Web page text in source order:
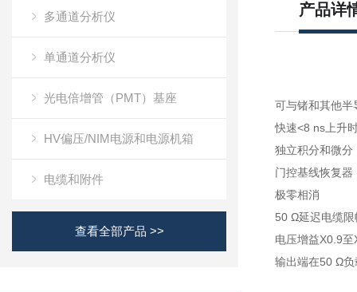
多通道分析仪
单通道分析仪
光电倍增管（PMT）基座
HV偏压/NIM电源和电源机箱
电缆和附件
查看全部产品 >>
产品详
可与锗和其他半
快速<8 ns上升
独立积分和微分
门控基线恢复器
极零相消
50 Ω延迟电缆限
电压增益X0.9至
输出端在50 Ω